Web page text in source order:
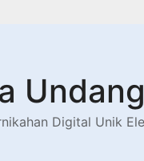
Digital Unik